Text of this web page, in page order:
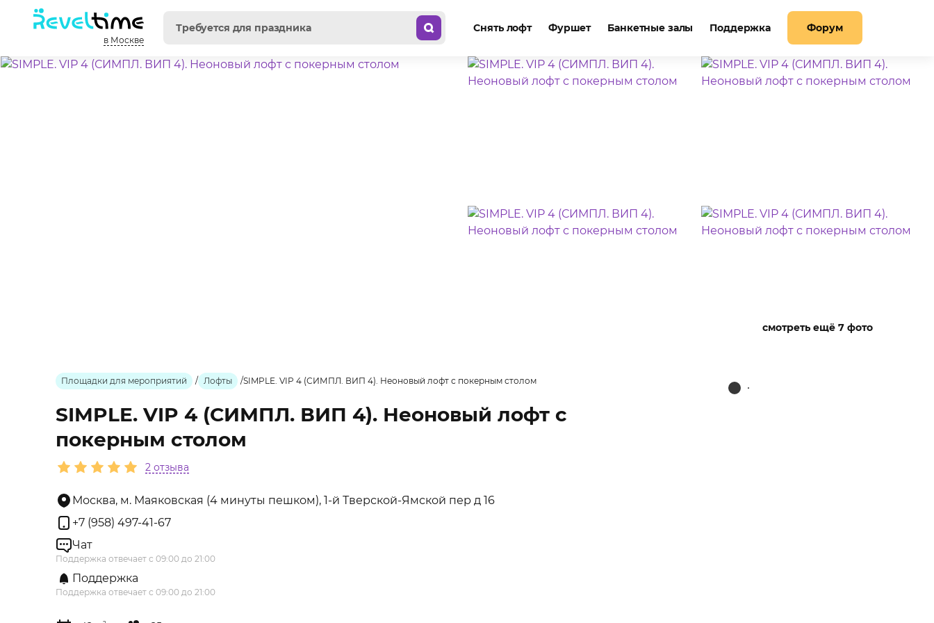
в Москве
Снять лофт Фуршет Банкетные залы Поддержка Форум
смотреть ещё 7 фото
Площадки для мероприятий / Лофты /SIMPLE. VIP 4 (СИМПЛ. ВИП 4). Неоновый лофт с покерным столом
SIMPLE. VIP 4 (СИМПЛ. ВИП 4). Неоновый лофт с
покерным столом
2 отзыва
Москва, м. Маяковская (4 минуты пешком), 1-й Тверской-Ямской пер д 16
+7 (958) 497-41-67
Чат
Поддержка отвечает с 09:00 до 21:00
Поддержка
Поддержка отвечает с 09:00 до 21:00